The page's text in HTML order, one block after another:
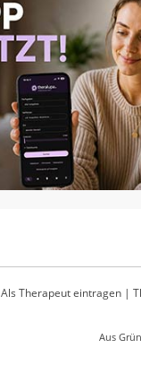
Als Therapeut eintragen|
Aus